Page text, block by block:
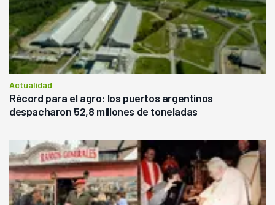
Actualidad
Récord para el agro: los puertos argentinos
despacharon 52,8 millones de toneladas